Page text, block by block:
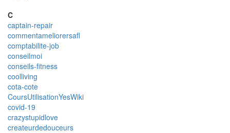
C
captain-repair
commentameliorersafl
comptabilite-job
conseilmoi
conseils-fitness
coolliving
cota-cote
CoursUtilisationYesWiki
covid-19
crazystupidlove
createurdedouceurs